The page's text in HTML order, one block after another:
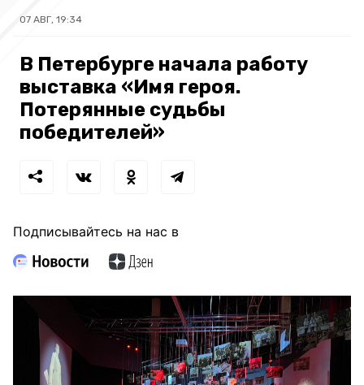
07 АВГ, 19:34
В Петербурге начала работу
выставка «Имя героя.
Потерянные судьбы
победителей»
Подписывайтесь на нас в